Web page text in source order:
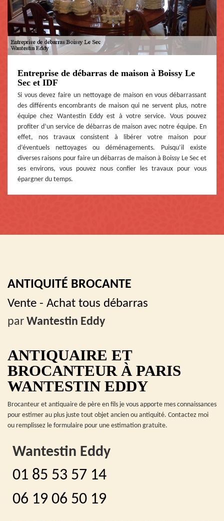
Entreprise de débarras de maison à Boissy Le
Sec et IDF
Si vous devez faire un nettoyage de maison en vous débarrassant
des différents encombrants de maison qui ne servent plus, notre
équipe chez Wantestin Eddy est à votre service. Vous pouvez
profiter d’un service de débarras de maison avec notre équipe. En
effet, nos travaux consistent à libérer votre maison pour
d’éventuels nettoyages ou déménagements. Puisqu’il existe
diverses raisons pour faire un débarras de maison à Boissy Le Sec et
ses environs, vous pouvez nous confier les travaux pour vous
épargner du temps.
ANTIQUITÉ BROCANTE
Vente - Achat tous débarras
par Wantestin Eddy
ANTIQUAIRE ET
BROCANTEUR À PARIS
WANTESTIN EDDY
Brocanteur et antiquaire de père en fils je vous apporte mes connaissances
pour estimer au plus juste tout objet ancien ou antiquité. Contactez moi
ou remplissez le formulaire pour une estimation gratuite.
Wantestin Eddy
01 85 53 57 14
06 19 06 50 19